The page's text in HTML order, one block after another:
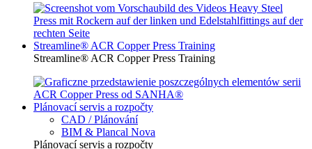
Streamline® ACR Copper Press Training
Streamline® ACR Copper Press Training
Plánovací servis a rozpočty
CAD / Plánování
BIM & Plancal Nova
Plánovací servis a rozpočty